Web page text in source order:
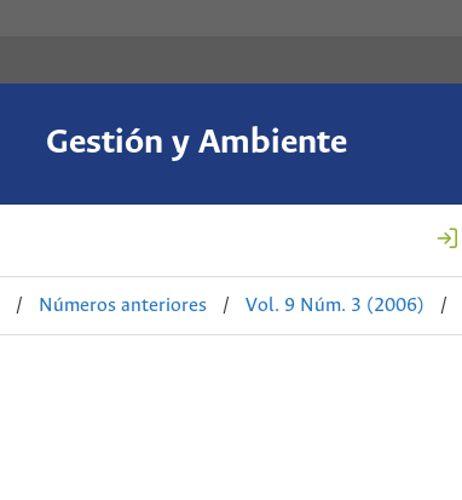
Gestión y Ambiente
/ Números anteriores / Vol. 9 Núm. 3 (2006) /